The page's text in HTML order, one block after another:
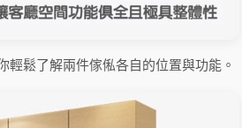
鬆了解兩件傢俬各自的位置與功能。